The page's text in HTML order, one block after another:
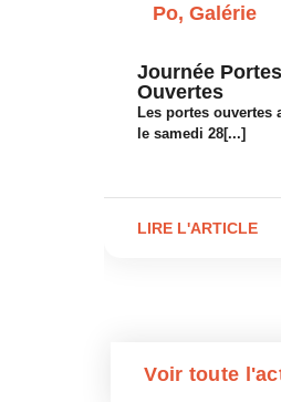
Po, Galérie
Journée Portes
Ouvertes
Les portes ouvertes
le samedi 28[...]
LIRE L'ARTICLE
Voir toute